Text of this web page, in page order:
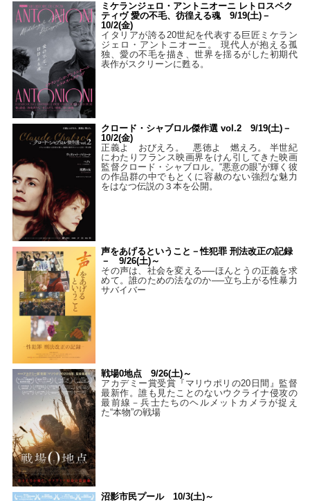
ミケランジェロ・アントニオーニ レトロスペク
ティヴ 愛の不毛、彷徨える魂 9/19(土)－
10/2(金)
イタリアが誇る20世紀を代表する巨匠ミケラン
ジェロ・アントニオーニ。 現代人が抱える孤
独、愛の不毛を描き、世界を揺るがした初期代
表作がスクリーンに甦る。
クロード・シャブロル傑作選 vol.2 9/19(土)－
10/2(金)
正義よ おびえろ。 悪徳よ 燃えろ。 半世紀
にわたりフランス映画界をけん引してきた映画
監督クロード・シャブロル。“悪意の眼”が輝く彼
の作品群の中でもとくに容赦のない強烈な魅力
をはなつ伝説の３本を公開。
声をあげるということ－性犯罪 刑法改正の記録
－ 9/26(土)～
その声は、社会を変える──ほんとうの正義を求
めて。誰のための法なのか──立ち上がる性暴力
サバイバー
戦場0地点 9/26(土)～
アカデミー賞受賞『マリウポリの20日間』監督
最新作。誰も見たことのないウクライナ侵攻の
最前線－兵士たちのヘルメットカメラが捉え
た“本物”の戦場
沼影市民プール 10/3(土)～